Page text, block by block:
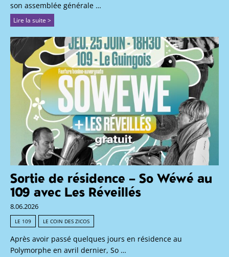
son assemblée générale …
Lire la suite >
Sortie de résidence – So Wéwé au
109 avec Les Réveillés
8.06.2026
LE 109 LE COIN DES ZICOS
Après avoir passé quelques jours en résidence au
Polymorphe en avril dernier, So …